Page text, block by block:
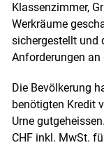
Klassenzimmer,
Werkräume
sichergestellt und
Anforderungen
Die Bevölkerung
benötigten Kredit
Urne
CHF inkl. MwSt.